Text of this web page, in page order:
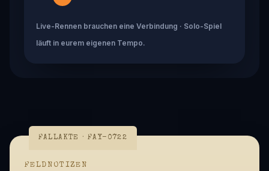
Live-Rennen brauchen eine Verbindung · Solo-Spiel
läuft in eurem eigenen Tempo.
FALLAKTE · FAY-0722
FELDNOTIZEN